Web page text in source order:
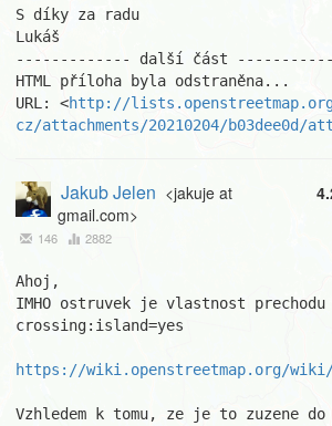
S díky za radu
Lukáš
------------- další část
HTML příloha byla odstraněna...
URL: <http://
cz/attachments/20210204/b03dee0d/
Jakub Jelen <jakuje at
gmail.com>
146 2882
Ahoj,
IMHO ostruvek je vlastnost prechodu
crossing:island=yes
https://wiki.openstreetmap.org/wiki/
Vzhledem k tomu, ze je to zuzene do